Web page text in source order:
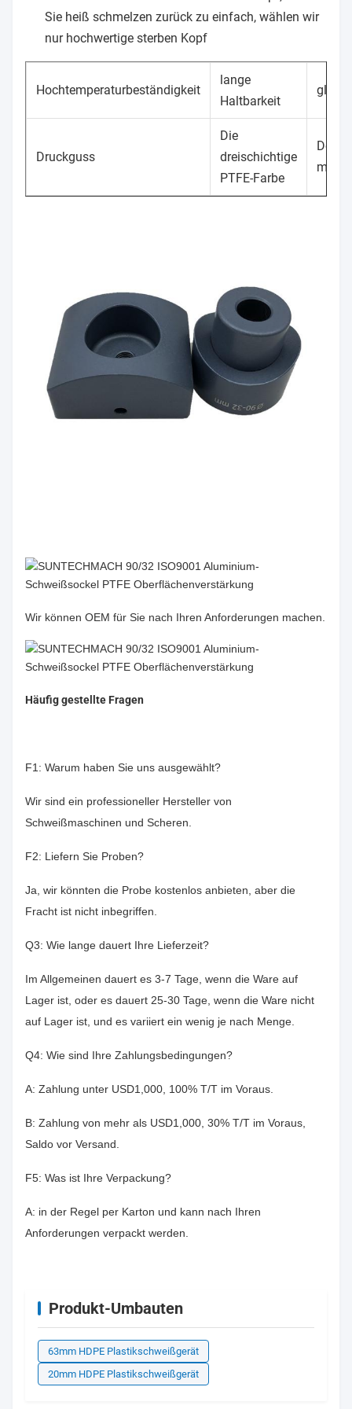
Sie heiß schmelzen zurück zu einfach, wählen wir
nur hochwertige sterben Kopf
Hochtemperaturbeständigkeit
lange
Haltbarkeit
glatte
Druckguss
Die
dreischichtige
PTFE-Farbe
mit
Wir können OEM für Sie nach Ihren Anforderungen machen.
Häufig gestellte Fragen
F1: Warum haben Sie uns ausgewählt?
Wir sind ein professioneller Hersteller von
Schweißmaschinen und Scheren.
F2: Liefern Sie Proben?
Ja, wir könnten die Probe kostenlos anbieten, aber die
Fracht ist nicht inbegriffen.
Q3: Wie lange dauert Ihre Lieferzeit?
Im Allgemeinen dauert es 3-7 Tage, wenn die Ware auf
Lager ist, oder es dauert 25-30 Tage, wenn die Ware nicht
auf Lager ist, und es variiert ein wenig je nach Menge.
Q4: Wie sind Ihre Zahlungsbedingungen?
A: Zahlung unter USD1,000, 100% T/T im Voraus.
B: Zahlung von mehr als USD1,000, 30% T/T im Voraus,
Saldo vor Versand.
F5: Was ist Ihre Verpackung?
A: in der Regel per Karton und kann nach Ihren
Anforderungen verpackt werden.
Produkt-Umbauten
63mm HDPE Plastikschweißgerät
20mm HDPE Plastikschweißgerät